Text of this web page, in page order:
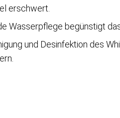
erschwert.
Wasserpflege begünstigt
und Desinfektion des